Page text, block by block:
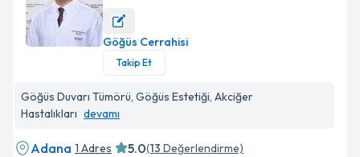
Doç. Dr. Alper Fındıkçıoğlu Profil Fotoğrafı
Göğüs Cerrahisi
Takip Et
Göğüs Duvarı Tümörü, Göğüs Estetiği, Akciğer
Hastalıkları devamı
Adana 1 Adres 5.0(13 Değerlendirme)